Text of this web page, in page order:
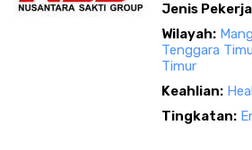
Jenis
Wilayah:
Tenggara
Timur
Keahlian:
Tingkatan: